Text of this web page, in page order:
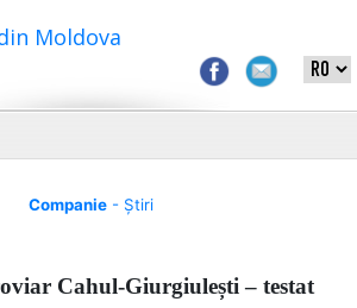
Moldova
Companie- Știri
Cahul-Giurgiulești – testat